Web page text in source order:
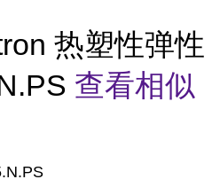
热塑性弹性
查看相似